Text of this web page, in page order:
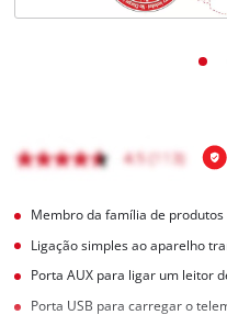
Membro da família de produtos
Ligação simples ao aparelho
Porta AUX para ligar um leitor
Porta USB para carregar o